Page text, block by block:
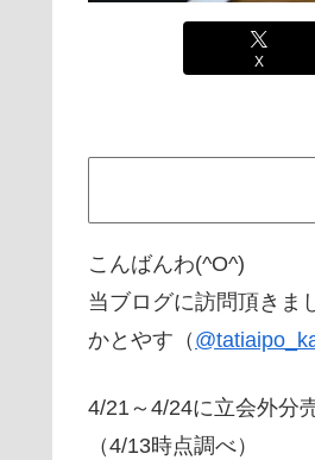
X
こんばんわ(^O^)
当ブログに訪問頂きま
かとやす（
4/21～4/24に立会外分
（4/13時点調べ）